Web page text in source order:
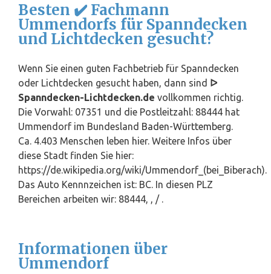
Besten ✔️ Fachmann
Ummendorfs für Spanndecken
und Lichtdecken gesucht?
Wenn Sie einen guten Fachbetrieb für Spanndecken
oder Lichtdecken gesucht haben, dann sind ᐅ
Spanndecken-Lichtdecken.de vollkommen richtig.
Die Vorwahl: 07351 und die Postleitzahl: 88444 hat
Ummendorf im Bundesland Baden-Württemberg.
Ca. 4.403 Menschen leben hier. Weitere Infos über
diese Stadt finden Sie hier:
https://de.wikipedia.org/wiki/Ummendorf_(bei_Biberach).
Das Auto Kennnzeichen ist: BC. In diesen PLZ
Bereichen arbeiten wir: 88444, , / .
Informationen über
Ummendorf